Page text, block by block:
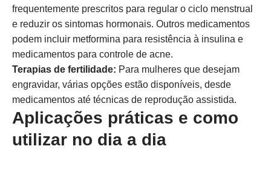
frequentemente prescritos para regular o ciclo menstrual
e reduzir os sintomas hormonais. Outros medicamentos
podem incluir metformina para resistência à insulina e
medicamentos para controle de acne.
Terapias de fertilidade: Para mulheres que desejam
engravidar, várias opções estão disponíveis, desde
medicamentos até técnicas de reprodução assistida.
Aplicações práticas e como
utilizar no dia a dia